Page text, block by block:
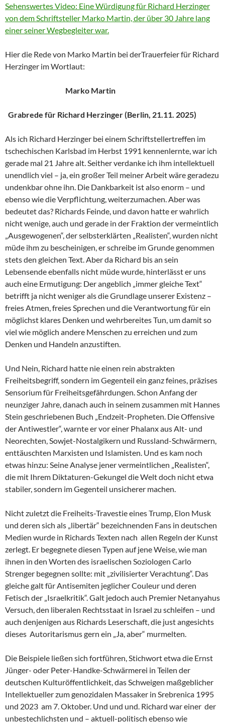
Sehenswertes Video: Eine Würdigung für Richard Herzinger
von dem Schriftsteller Marko Martin, der über 30 Jahre lang
einer seiner Wegbegleiter war.
Hier die Rede von Marko Martin bei derTrauerfeier für Richard
Herzinger im Wortlaut:
Marko Martin
Grabrede für Richard Herzinger (Berlin, 21.11. 2025)
Als ich Richard Herzinger bei einem Schriftstellertreffen im
tschechischen Karlsbad im Herbst 1991 kennenlernte, war ich
gerade mal 21 Jahre alt. Seither verdanke ich ihm intellektuell
unendlich viel – ja, ein großer Teil meiner Arbeit wäre geradezu
undenkbar ohne ihn. Die Dankbarkeit ist also enorm – und
ebenso wie die Verpflichtung, weiterzumachen. Aber was
bedeutet das? Richards Feinde, und davon hatte er wahrlich
nicht wenige, auch und gerade in der Fraktion der vermeintlich
„Ausgewogenen“, der selbsterklärten „Realisten“, wurden nicht
müde ihm zu bescheinigen, er schreibe im Grunde genommen
stets den gleichen Text. Aber da Richard bis an sein
Lebensende ebenfalls nicht müde wurde, hinterlässt er uns
auch eine Ermutigung: Der angeblich „immer gleiche Text“
betrifft ja nicht weniger als die Grundlage unserer Existenz –
freies Atmen, freies Sprechen und die Verantwortung für ein
möglichst klares Denken und wehrbereites Tun, um damit so
viel wie möglich andere Menschen zu erreichen und zum
Denken und Handeln anzustiften.
Und Nein, Richard hatte nie einen rein abstrakten
Freiheitsbegriff, sondern im Gegenteil ein ganz feines, präzises
Sensorium für Freiheitsgefährdungen. Schon Anfang der
neunziger Jahre, danach auch in seinem zusammen mit Hannes
Stein geschriebenen Buch „Endzeit-Propheten. Die Offensive
der Antiwestler“, warnte er vor einer Phalanx aus Alt- und
Neorechten, Sowjet-Nostalgikern und Russland-Schwärmern,
enttäuschten Marxisten und Islamisten. Und es kam noch
etwas hinzu: Seine Analyse jener vermeintlichen „Realisten“,
die mit Ihrem Diktaturen-Gekungel die Welt doch nicht etwa
stabiler, sondern im Gegenteil unsicherer machen.
Nicht zuletzt die Freiheits-Travestie eines Trump, Elon Musk
und deren sich als „libertär“ bezeichnenden Fans in deutschen
Medien wurde in Richards Texten nach allen Regeln der Kunst
zerlegt. Er begegnete diesen Typen auf jene Weise, wie man
ihnen in den Worten des israelischen Soziologen Carlo
Strenger begegnen sollte: mit „zivilisierter Verachtung“. Das
gleiche galt für Antisemiten jeglicher Couleur und deren
Fetisch der „Israelkritik“. Galt jedoch auch Premier Netanyahus
Versuch, den liberalen Rechtsstaat in Israel zu schleifen – und
auch denjenigen aus Richards Leserschaft, die just angesichts
dieses Autoritarismus gern ein „Ja, aber“ murmelten.
Die Beispiele ließen sich fortführen, Stichwort etwa die Ernst
Jünger- oder Peter-Handke-Schwärmerei in Teilen der
deutschen Kulturöffentlichkeit, das Schweigen maßgeblicher
Intellektueller zum genozidalen Massaker in Srebrenica 1995
und 2023 am 7. Oktober. Und und und. Richard war einer der
unbestechlichsten und – aktuell-politisch ebenso wie